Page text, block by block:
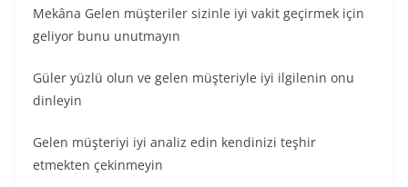
Mekâna Gelen müşteriler sizinle iyi vakit geçirmek için
geliyor bunu unutmayın
Güler yüzlü olun ve gelen müşteriyle iyi ilgilenin onu
dinleyin
Gelen müşteriyi iyi analiz edin kendinizi teşhir
etmekten çekinmeyin